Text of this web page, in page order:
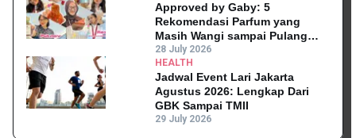
Approved by Gaby: 5
Rekomendasi Parfum yang
Masih Wangi sampai Pulang
Kantor
28 July 2026
HEALTH
Jadwal Event Lari Jakarta
Agustus 2026: Lengkap Dari
GBK Sampai TMII
29 July 2026